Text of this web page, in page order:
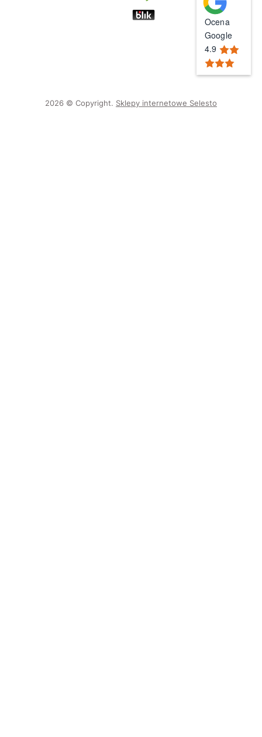
Ocena
Google
4.9
2026 © Copyright. Sklepy internetowe Selesto